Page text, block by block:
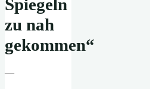
Spiegeln
zu nah
gekommen“
—